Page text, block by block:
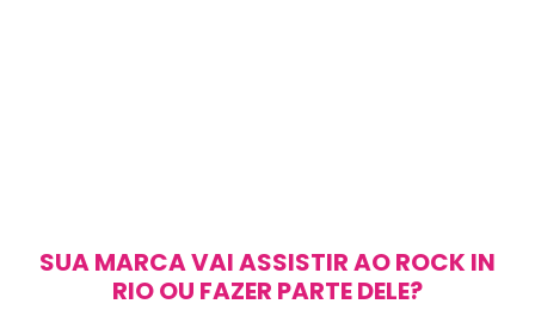
SUA MARCA VAI ASSISTIR AO ROCK IN
RIO OU FAZER PARTE DELE?